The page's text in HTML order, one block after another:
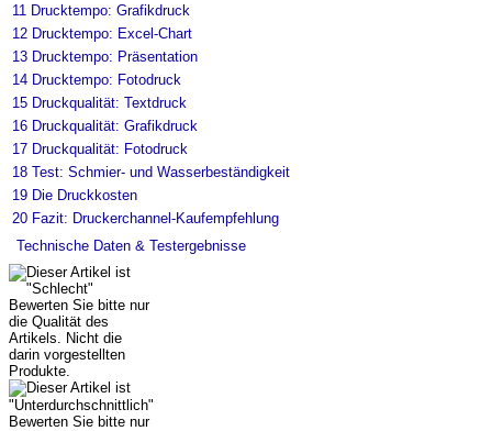
11 Drucktempo: Grafikdruck
12 Drucktempo: Excel-Chart
13 Drucktempo: Präsentation
14 Drucktempo: Fotodruck
15 Druckqualität: Textdruck
16 Druckqualität: Grafikdruck
17 Druckqualität: Fotodruck
18 Test: Schmier- und Wasserbeständigkeit
19 Die Druckkosten
20 Fazit: Druckerchannel-Kaufempfehlung
Technische Daten & Testergebnisse